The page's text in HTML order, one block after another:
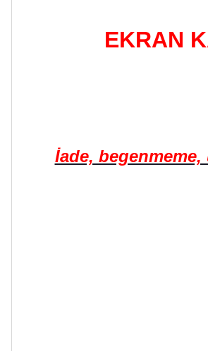
EKRAN
İade, begenmeme,